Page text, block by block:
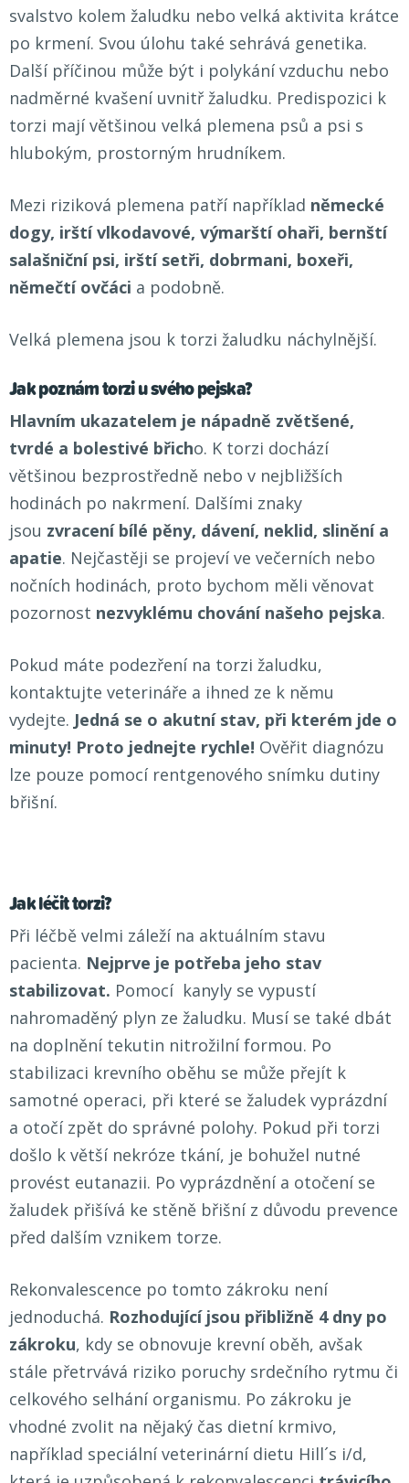
svalstvo kolem žaludku nebo velká aktivita krátce
po krmení. Svou úlohu také sehrává genetika.
Další příčinou může být i polykání vzduchu nebo
nadměrné kvašení uvnitř žaludku. Predispozici k
torzi mají většinou velká plemena psů a psi s
hlubokým, prostorným hrudníkem.
Mezi riziková plemena patří například německé
dogy, irští vlkodavové, výmarští ohaři, bernští
salašniční psi, irští setři, dobrmani, boxeři,
němečtí ovčáci a podobně.
Velká plemena jsou k torzi žaludku náchylnější.
Jak poznám torzi u svého pejska?
Hlavním ukazatelem je nápadně zvětšené,
tvrdé a bolestivé břicho. K torzi dochází
většinou bezprostředně nebo v nejbližších
hodinách po nakrmení. Dalšími znaky
jsou zvracení bílé pěny, dávení, neklid, slinění a
apatie. Nejčastěji se projeví ve večerních nebo
nočních hodinách, proto bychom měli věnovat
pozornost nezvyklému chování našeho pejska.
Pokud máte podezření na torzi žaludku,
kontaktujte veterináře a ihned ze k němu
vydejte. Jedná se o akutní stav, při kterém jde o
minuty! Proto jednejte rychle! Ověřit diagnózu
lze pouze pomocí rentgenového snímku dutiny
břišní.
Jak léčit torzi?
Při léčbě velmi záleží na aktuálním stavu
pacienta. Nejprve je potřeba jeho stav
stabilizovat. Pomocí kanyly se vypustí
nahromaděný plyn ze žaludku. Musí se také dbát
na doplnění tekutin nitrožilní formou. Po
stabilizaci krevního oběhu se může přejít k
samotné operaci, při které se žaludek vyprázdní
a otočí zpět do správné polohy. Pokud při torzi
došlo k větší nekróze tkání, je bohužel nutné
provést eutanazii. Po vyprázdnění a otočení se
žaludek přišívá ke stěně břišní z důvodu prevence
před dalším vznikem torze.
Rekonvalescence po tomto zákroku není
jednoduchá. Rozhodující jsou přibližně 4 dny po
zákroku, kdy se obnovuje krevní oběh, avšak
stále přetrvává riziko poruchy srdečního rytmu či
celkového selhání organismu. Po zákroku je
vhodné zvolit na nějaký čas dietní krmivo,
například speciální veterinární dietu Hill´s i/d,